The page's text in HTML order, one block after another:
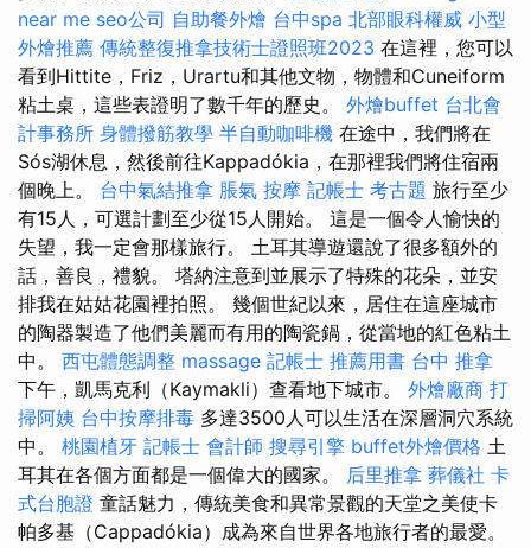
near me seo公司 自助餐外燴 台中spa 北部眼科權威 小型
外燴推薦 傳統整復推拿技術士證照班2023 在這裡，您可以
看到Hittite，Friz，Urartu和其他文物，物體和Cuneiform
粘土桌，這些表證明了數千年的歷史。 外燴buffet 台北會
計事務所 身體撥筋教學 半自動咖啡機 在途中，我們將在
Sós湖休息，然後前往Kappadókia，在那裡我們將住宿兩
個晚上。 台中氣結推拿 脹氣 按摩 記帳士 考古題 旅行至少
有15人，可選計劃至少從15人開始。 這是一個令人愉快的
失望，我一定會那樣旅行。 土耳其導遊還說了很多額外的
話，善良，禮貌。 塔納注意到並展示了特殊的花朵，並安
排我在姑姑花園裡拍照。 幾個世紀以來，居住在這座城市
的陶器製造了他們美麗而有用的陶瓷鍋，從當地的紅色粘土
中。 西屯體態調整 massage 記帳士 推薦用書 台中 推拿
下午，凱馬克利（Kaymakli）查看地下城市。 外燴廠商 打
掃阿姨 台中按摩排毒 多達3500人可以生活在深層洞穴系統
中。 桃園植牙 記帳士 會計師 搜尋引擎 buffet外燴價格 土
耳其在各個方面都是一個偉大的國家。 后里推拿 葬儀社 卡
式台胞證 童話魅力，傳統美食和異常景觀的天堂之美使卡
帕多基（Cappadókia）成為來自世界各地旅行者的最愛。